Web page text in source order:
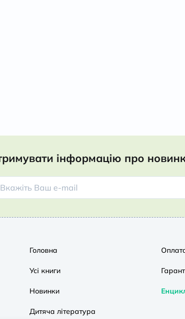
інформацію про
Головна
Усі книги
Новинки
Дитяча література